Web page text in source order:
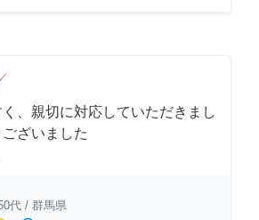
、親切に対応していただきまし
ざいました
代 / 群馬県